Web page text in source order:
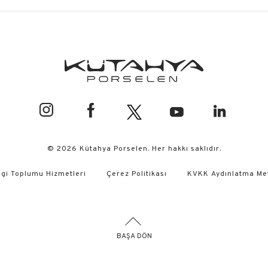
© 2026 Kütahya Porselen. Her hakkı saklıdır.
Toplumu Hizmetleri Çerez Politikası KVKK Aydınlatma
BAŞA DÖN